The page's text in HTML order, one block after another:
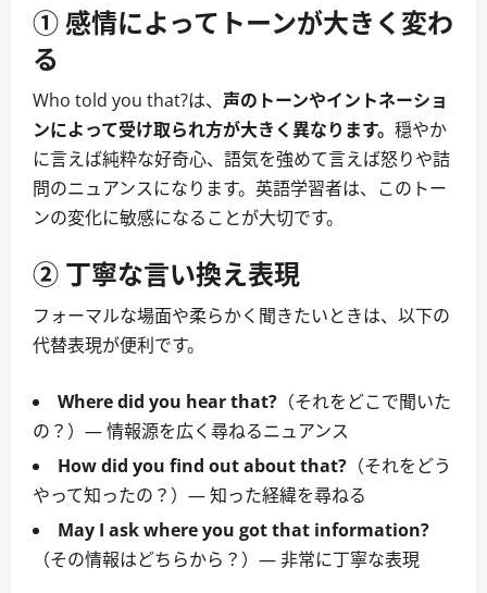
① 感情によってトーンが大きく変わ
る
Who told you that?は、 声のトーンやイントネーショ
ンによって受け取られ方が大きく異なります。 穏やか
に言えば純粋な好奇心、語気を強めて言えば怒りや詰
問のニュアンスになります。英語学習者は、このトー
ンの変化に敏感になることが大切です。
② 丁寧な言い換え表現
フォーマルな場面や柔らかく聞きたいときは、以下の
代替表現が便利です。
Where did you hear that? （それをどこで聞いた
の？）― 情報源を広く尋ねるニュアンス
How did you find out about that? （それをどう
やって知ったの？）― 知った経緯を尋ねる
May I ask where you got that information?
（その情報はどちらから？）― 非常に丁寧な表現